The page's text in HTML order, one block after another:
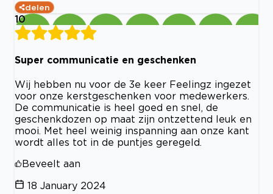
delen
10
Super communicatie en geschenken
Wij hebben nu voor de 3e keer Feelingz ingezet
voor onze kerstgeschenken voor medewerkers.
De communicatie is heel goed en snel, de
geschenkdozen op maat zijn ontzettend leuk en
mooi. Met heel weinig inspanning aan onze kant
wordt alles tot in de puntjes geregeld.
Beveelt aan
18 January 2024